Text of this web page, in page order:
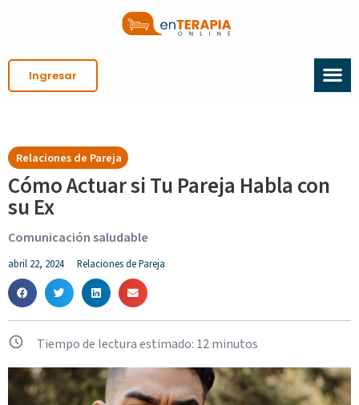
Ingresar
Relaciones de Pareja
Cómo Actuar si Tu Pareja Habla con
su Ex
Comunicación saludable
abril 22, 2024 Relaciones de Pareja
Tiempo de lectura estimado: 12minutos